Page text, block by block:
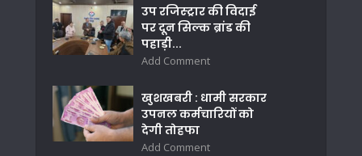
उप रजिस्ट्रार की विदाई
पर दून सिल्क ब्रांड की
पहाड़ी...
Add Comment
खुशखबरी : धामी सरकार
उपनल कर्मचारियों को
देगी तोहफा
Add Comment